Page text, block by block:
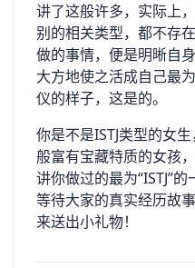
讲了这般许多，实际上
别的相关类型，都不存
做的事情，便是明晰自
大方地使之活成自己最
仪的样子，这是的。
你是不是ISTJ类型的女
般富有宝藏特质的女孩
讲你做过的最为“ISTJ”
等待大家的真实经历故
来送出小礼物！